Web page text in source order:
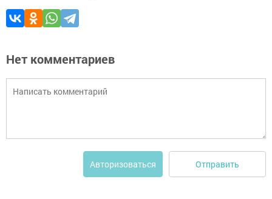
Нет комментариев
Авторизоваться Отправить